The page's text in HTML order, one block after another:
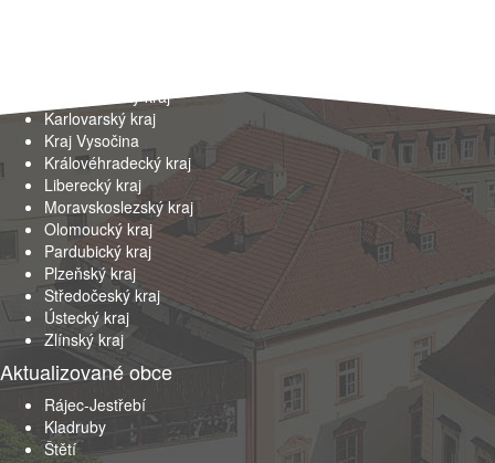
Jihomoravský kraj
Karlovarský kraj
Kraj Vysočina
Královéhradecký kraj
Liberecký kraj
Moravskoslezský kraj
Olomoucký kraj
Pardubický kraj
Plzeňský kraj
Středočeský kraj
Ústecký kraj
Zlínský kraj
Aktualizované obce
Rájec-Jestřebí
Kladruby
Štětí